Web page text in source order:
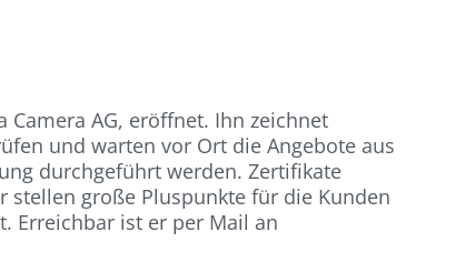
Camera AG, eröffnet. Ihn zeichnet
und warten vor Ort die Angebote aus
durchgeführt werden. Zertifikate
stellen große Pluspunkte für die Kunden
Erreichbar ist er per Mail an